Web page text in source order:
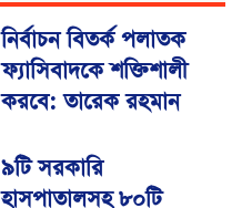
নির্বাচন বিতর্ক পলাতক
ফ্যাসিবাদকে শক্তিশালী
করবে: তারেক রহমান
৯টি সরকারি
হাসপাতালসহ ৮০টি